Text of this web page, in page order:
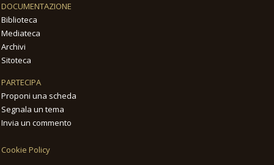
DOCUMENTAZIONE
Biblioteca
Mediateca
Archivi
Sitoteca
PARTECIPA
Proponi una scheda
Segnala un tema
Invia un commento
Cookie Policy